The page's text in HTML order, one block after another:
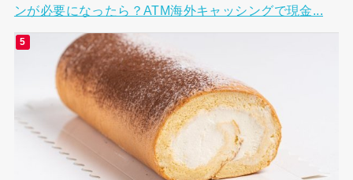
ンが必要になったら？ATM海外キャッシングで現金...